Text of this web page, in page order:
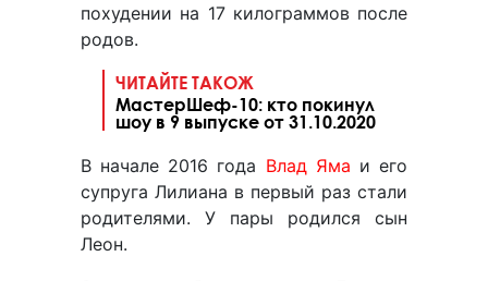
похудении на 17 килограммов после
родов.
ЧИТАЙТЕ ТАКОЖ
МастерШеф-10: кто покинул
шоу в 9 выпуске от 31.10.2020
В начале 2016 года Влад Яма и его
супруга Лилиана в первый раз стали
родителями. У пары родился сын
Леон.